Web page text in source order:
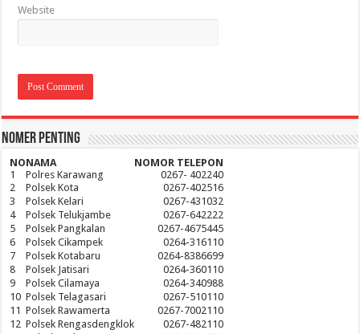
Website
Nomer Penting
NONAMA
NOMOR TELEPON
1
Polres Karawang
0267- 402240
2
Polsek Kota
0267-402516
3
Polsek Kelari
0267-431032
4
Polsek Telukjambe
0267-642222
5
Polsek Pangkalan
0267-4675445
6
Polsek Cikampek
0264-316110
7
Polsek Kotabaru
0264-8386699
8
Polsek Jatisari
0264-360110
9
Polsek Cilamaya
0264-340988
10 Polsek Telagasari
0267-510110
11 Polsek Rawamerta
0267-7002110
12 Polsek Rengasdengklok
0267-482110